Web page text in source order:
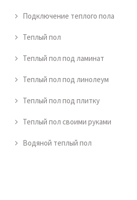
Подключение теплого пола
Теплый пол
Теплый пол под ламинат
Теплый пол под линолеум
Теплый пол под плитку
Теплый пол своими руками
Водяной теплый пол